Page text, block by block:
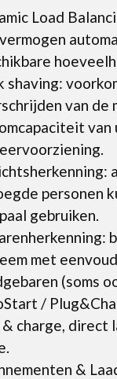
Load
shaving:
van de
van
personen
gebruiken.
met
(soms
/
& charge, direct
&